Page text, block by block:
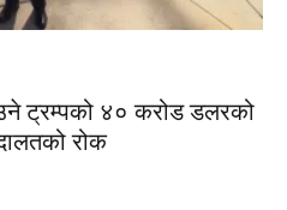
ट्रम्पको ४० करोड डलरको
रोक